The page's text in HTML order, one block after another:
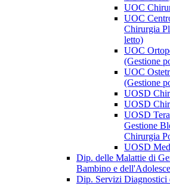
UOC
UOC
Chirurgia
letto)
UOC
(Gestione
UOC
(Gestione
UOSD
UOSD
UOSD
Gestione
Chirurgia
UOSD
Dip. delle Malattie di
Bambino e
Dip. Servizi Diagnostici